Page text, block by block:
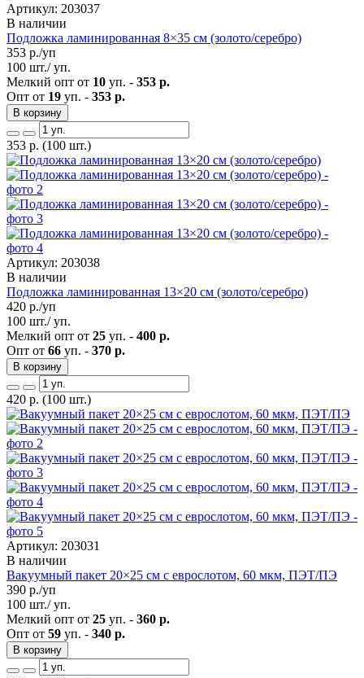
Артикул: 203037
В наличии
Подложка ламинированная 8×35 см (золото/серебро)
353 р./уп
100 шт./ уп.
Мелкий опт от 10 уп. - 353 р.
Опт от 19 уп. - 353 р.
В корзину
353 р. (100 шт.)
Артикул: 203038
В наличии
Подложка ламинированная 13×20 см (золото/серебро)
420 р./уп
100 шт./ уп.
Мелкий опт от 25 уп. - 400 р.
Опт от 66 уп. - 370 р.
В корзину
420 р. (100 шт.)
Артикул: 203031
В наличии
Вакуумный пакет 20×25 см с еврослотом, 60 мкм, ПЭТ/ПЭ
390 р./уп
100 шт./ уп.
Мелкий опт от 25 уп. - 360 р.
Опт от 59 уп. - 340 р.
В корзину